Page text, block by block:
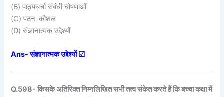
(B) पाठ्यचर्चा संबंधी घोषणाओं
(C) पठन-कौशल
(D) संज्ञानात्मक उद्देश्यों
Ans- संज्ञानात्मक उद्देश्यों ☑
Q.598- किसके अतिरिक्त निम्नलिखित सभी तत्व संकेत करते हैं कि बच्चा कक्षा में